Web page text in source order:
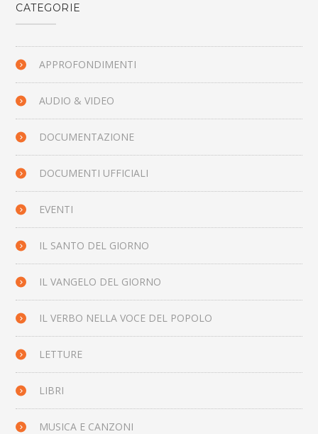
CATEGORIE
APPROFONDIMENTI
AUDIO & VIDEO
DOCUMENTAZIONE
DOCUMENTI UFFICIALI
EVENTI
IL SANTO DEL GIORNO
IL VANGELO DEL GIORNO
IL VERBO NELLA VOCE DEL POPOLO
LETTURE
LIBRI
MUSICA E CANZONI